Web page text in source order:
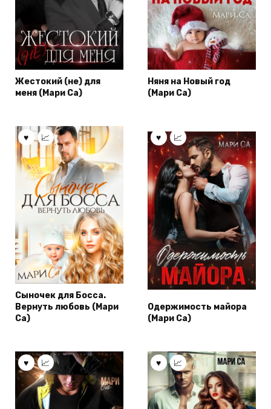
Жестокий (не) для
меня (Мари Са)
Няня на Новый год
(Мари Са)
Сыночек для Босса.
Вернуть любовь (Мари
Са)
Одержимость майора
(Мари Са)